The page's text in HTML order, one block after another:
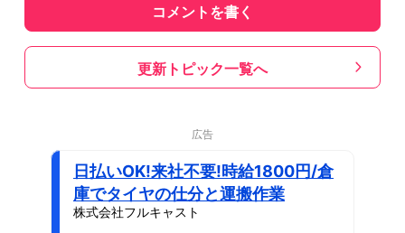
コメントを書く
更新トピック一覧へ
広告
日払いOK!来社不要!時給1800円/倉
庫でタイヤの仕分と運搬作業
株式会社フルキャスト